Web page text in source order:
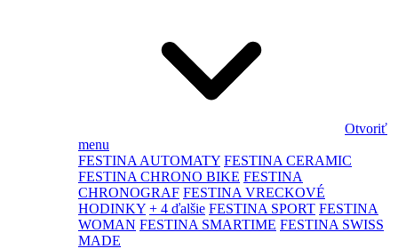
Otvoriť
menu
FESTINA AUTOMATY FESTINA CERAMIC
FESTINA CHRONO BIKE FESTINA
CHRONOGRAF FESTINA VRECKOVÉ
HODINKY + 4 ďalšie FESTINA SPORT FESTINA
WOMAN FESTINA SMARTIME FESTINA SWISS
MADE